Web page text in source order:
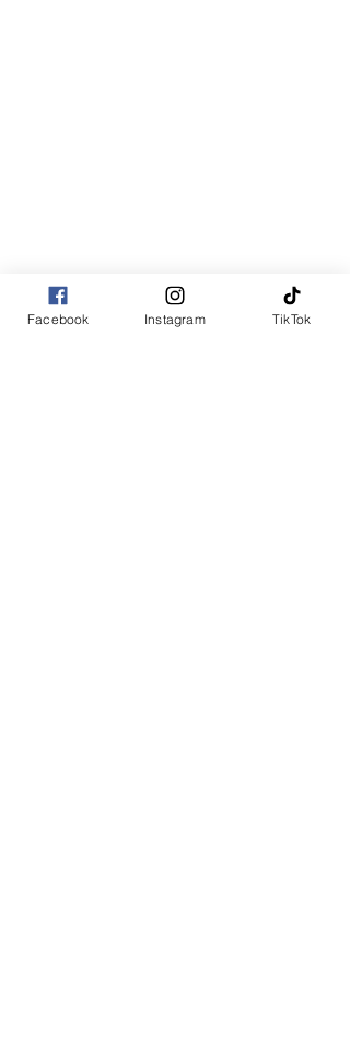
Facebook Instagram TikTok